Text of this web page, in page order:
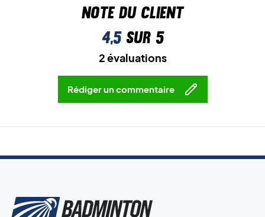
Note du client
4,5sur 5
2 évaluations
Rédiger un commentaire